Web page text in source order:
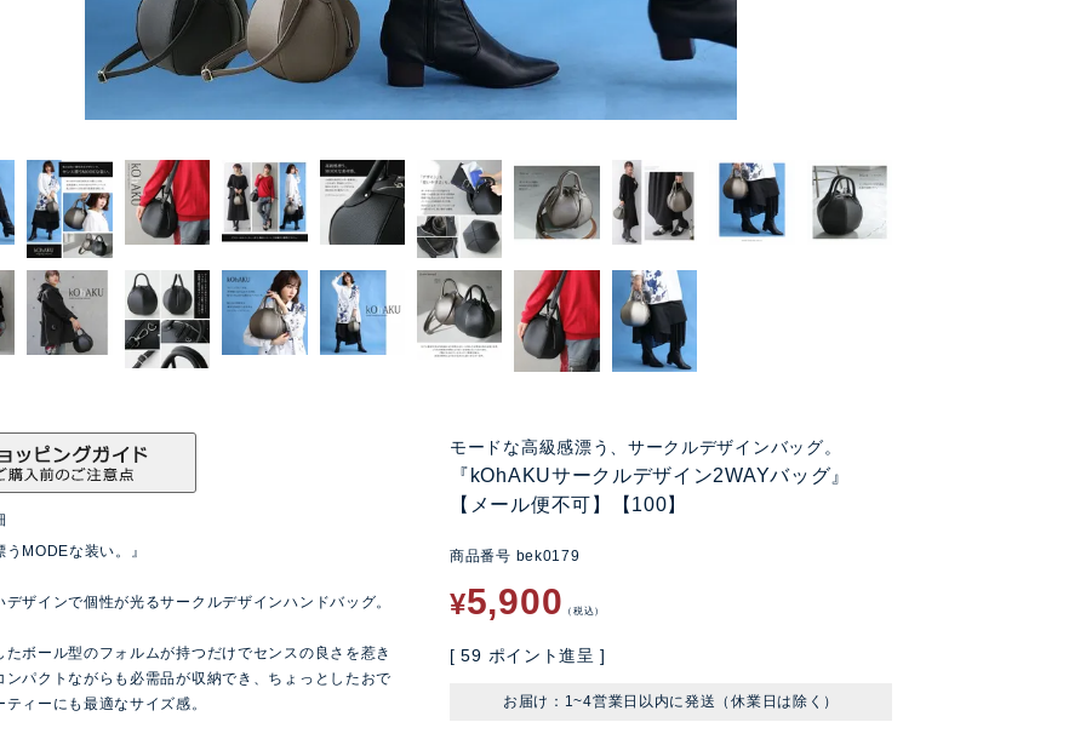
モードな高級感漂う、サークルデザインバッグ。
『kOhAKUサークルデザイン2WAYバッグ』
【メール便不可】【100】
商品番号 bek0179
¥5,900 税込
[ 59 ポイント進呈 ]
お届け：1~4営業日以内に発送（休業日は除く）
MODEな装い。』
デザインで個性が光るサークルデザインハンドバッグ。
たボール型のフォルムが持つだけでセンスの良さを惹き
ンパクトながらも必需品が収納でき、ちょっとしたおで
ティーにも最適なサイズ感。